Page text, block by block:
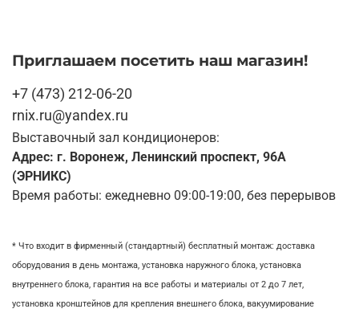
Приглашаем посетить наш магазин!
+7 (473) 212-06-20
rnix.ru@yandex.ru
Выставочный зал кондиционеров:
Адрес: г. Воронеж, Ленинский проспект, 96А
(ЭРНИКС)
Время работы: ежедневно 09:00-19:00, без перерывов
* Что входит в фирменный (стандартный) бесплатный монтаж: доставка
оборудования в день монтажа, установка наружного блока, установка
внутреннего блока, гарантия на все работы и материалы от 2 до 7 лет,
установка кронштейнов для крепления внешнего блока, вакуумирование